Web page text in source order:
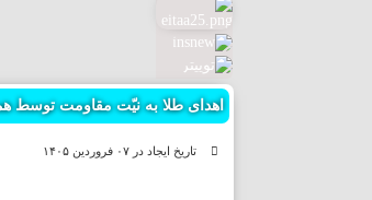
اهدای طلا به نیّت مقاومت توسط
تاریخ ایجاد در ۰٧ فروردين ١۴۰۵